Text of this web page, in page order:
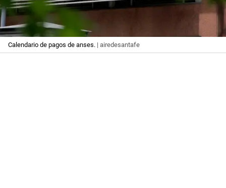
Calendario de pagos de anses. | airedesantafe